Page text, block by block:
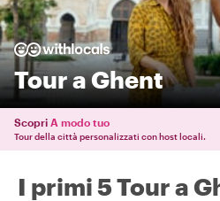
Tour a Ghent
Scopri A modo tuo
Tour della città personalizzati con host locali.
I primi 5 Tour a